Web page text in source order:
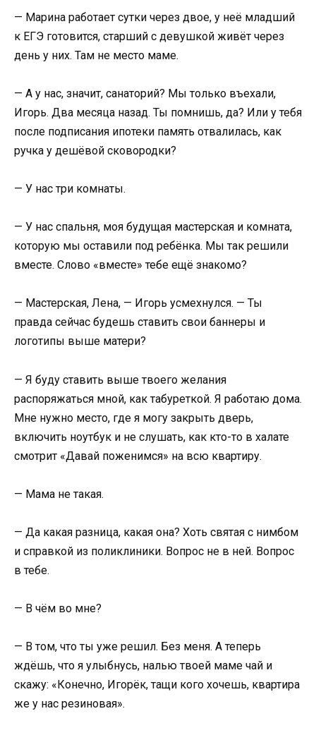
— Марина работает сутки через двое, у неё младший
к ЕГЭ готовится, старший с девушкой живёт через
день у них. Там не место маме.
— А у нас, значит, санаторий? Мы только въехали,
Игорь. Два месяца назад. Ты помнишь, да? Или у тебя
после подписания ипотеки память отвалилась, как
ручка у дешёвой сковородки?
— У нас три комнаты.
— У нас спальня, моя будущая мастерская и комната,
которую мы оставили под ребёнка. Мы так решили
вместе. Слово «вместе» тебе ещё знакомо?
— Мастерская, Лена, — Игорь усмехнулся. — Ты
правда сейчас будешь ставить свои баннеры и
логотипы выше матери?
— Я буду ставить выше твоего желания
распоряжаться мной, как табуреткой. Я работаю дома.
Мне нужно место, где я могу закрыть дверь,
включить ноутбук и не слушать, как кто-то в халате
смотрит «Давай поженимся» на всю квартиру.
— Мама не такая.
— Да какая разница, какая она? Хоть святая с нимбом
и справкой из поликлиники. Вопрос не в ней. Вопрос
в тебе.
— В чём во мне?
— В том, что ты уже решил. Без меня. А теперь
ждёшь, что я улыбнусь, налью твоей маме чай и
скажу: «Конечно, Игорёк, тащи кого хочешь, квартира
же у нас резиновая».